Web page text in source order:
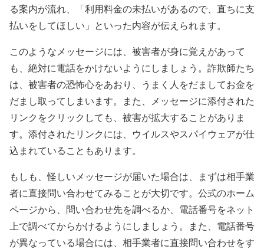
る案内が流れ、「利用料金の未払いがあるので、直ちに支
払いをしてほしい」といった内容が伝えられます。
このようなメッセージには、被害者が身に覚えがあって
も、絶対に電話をかけないようにしましょう。詐欺師たち
は、被害者の恐怖心をあおり、うまく人をだましてお金を
だまし取ってしまいます。また、メッセージに添付された
リンクをクリックしても、被害が拡大することがありま
す。添付されたリンクには、ウイルスやスパイウェアが仕
込まれていることもあります。
もしも、怪しいメッセージが届いた場合は、まずは相手業
者に直接問い合わせてみることが大切です。公式のホーム
ページから、問い合わせ先を調べるか、電話番号をネット
上で調べてからかけるようにしましょう。また、電話番号
が異なっている場合には、相手業者に直接問い合わせをす